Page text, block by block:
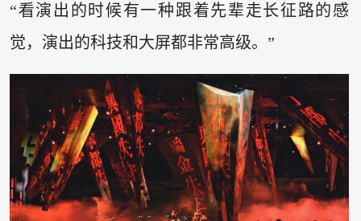
“看演出的时候有一种跟着先辈走长征路的感
觉，演出的科技和大屏都非常高级。”